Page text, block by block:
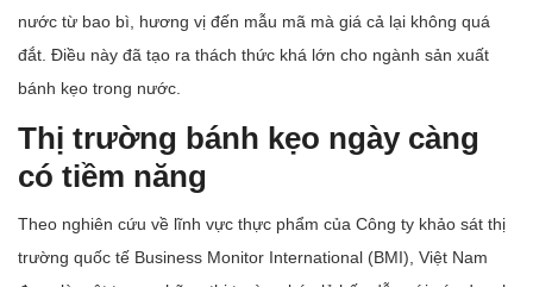
nước từ bao bì, hương vị đến mẫu mã mà giá cả lại không quá
đắt. Điều này đã tạo ra thách thức khá lớn cho ngành sản xuất
bánh kẹo trong nước.
Thị trường bánh kẹo ngày càng
có tiềm năng
Theo nghiên cứu về lĩnh vực thực phẩm của Công ty khảo sát thị
trường quốc tế Business Monitor International (BMI), Việt Nam